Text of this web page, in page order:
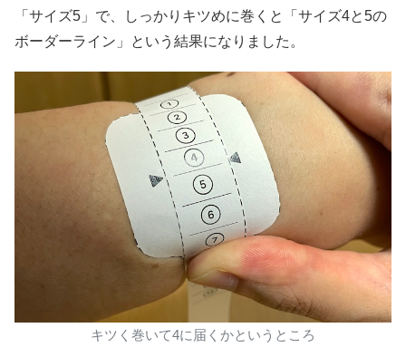
「サイズ5」で、しっかりキツめに巻くと「サイズ4と5の
ボーダーライン」という結果になりました。
キツく巻いて4に届くかというところ